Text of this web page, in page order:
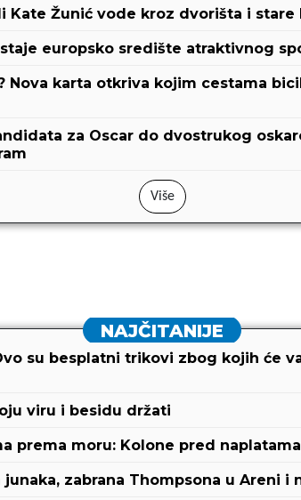
Kate Žunić vode kroz dvorišta i stare
europsko središte atraktivnog
Nova karta otkriva kojim cestama
za Oscar do dvostrukog
Više
NAJČITANIJE
su besplatni trikovi zbog kojih će
viru i besidu držati
prema moru: Kolone pred
junaka, zabrana Thompsona u Areni i